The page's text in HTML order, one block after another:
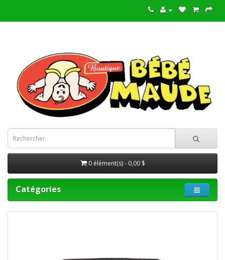
0 élément(s) - 0,00 $
Catégories